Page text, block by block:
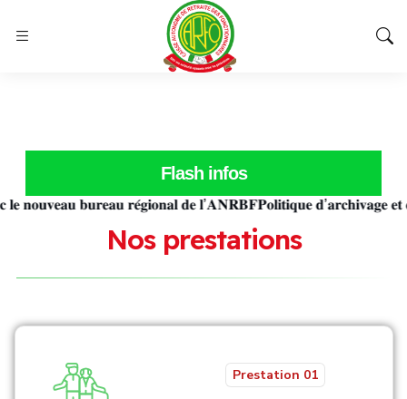
Flash infos
𝐛𝐮𝐫𝐞𝐚𝐮 𝐫𝐞́𝐠𝐢𝐨𝐧𝐚𝐥 𝐝𝐞 𝐥’𝐀𝐍𝐑𝐁𝐅𝐏𝐨𝐥𝐢𝐭𝐢𝐪𝐮𝐞 𝐝’𝐚𝐫𝐜𝐡𝐢𝐯𝐚𝐠𝐞 𝐞𝐭 𝐝𝐞
Nos prestations
Prestation 01